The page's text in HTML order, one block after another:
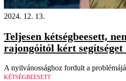
2024. 12. 13.
Teljesen kétségbeesett,
rajongóitól kért
A nyilvánossághoz fordult a
KÉTSÉGBEESETT